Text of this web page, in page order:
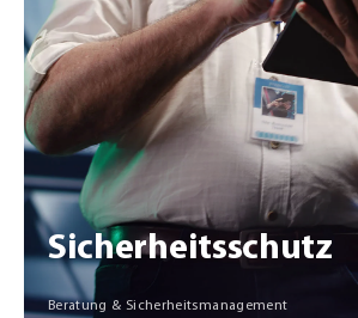
Sicherheitsschutz
Beratung & Sicherheitsmanagement